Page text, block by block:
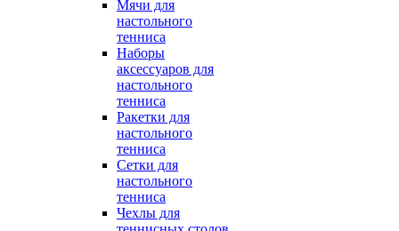
Мячи для
настольного
тенниса
Наборы
аксессуаров для
настольного
тенниса
Ракетки для
настольного
тенниса
Сетки для
настольного
тенниса
Чехлы для